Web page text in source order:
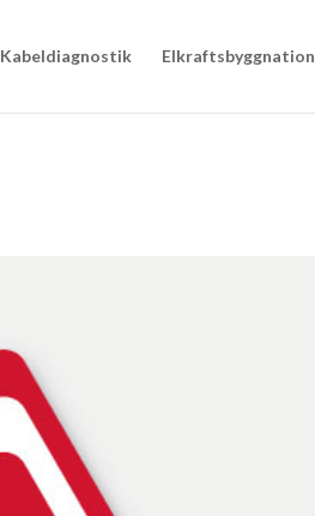
Kabeldiagnostik Elkraftsbyggnation